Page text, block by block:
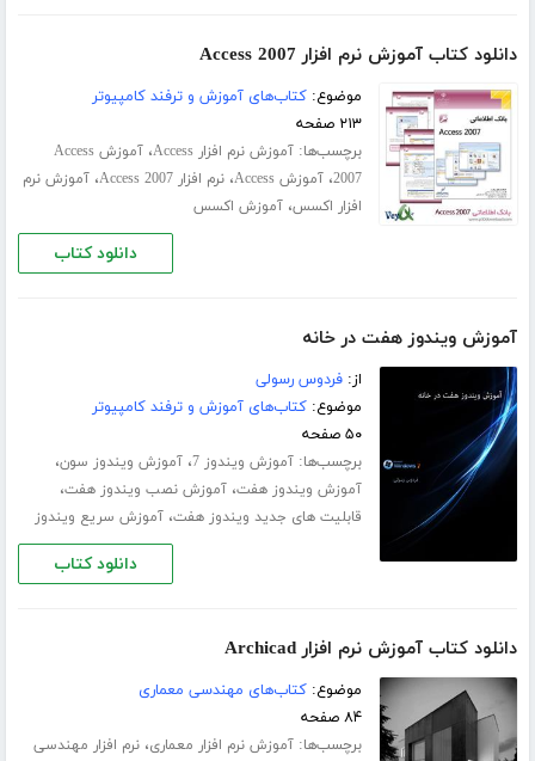
دانلود کتاب آموزش نرم افزار Access 2007
موضوع:کتاب‌های آموزش و ترفند کامپیوتر
۲۱۳ صفحه
برچسب‌ها:آموزش نرم افزار Access ،
آموزش Access
2007،آموزش Access ،نرم افزار Access 2007 ،آموزش نرم
افزار اکسس،آموزش اکسس
دانلود کتاب
آموزش ویندوز هفت در خانه
از:فردوس رسولی
موضوع:کتاب‌های آموزش و ترفند کامپیوتر
۵۰ صفحه
برچسب‌ها:آموزش ویندوز 7 ،آموزش ویندوز سون،
آموزش ویندوز هفت،آموزش نصب ویندوز هفت،
قابلیت های جدید ویندوز هفت،آموزش سریع ویندوز
دانلود کتاب
دانلود کتاب آموزش نرم افزار Archicad
موضوع:کتاب‌های مهندسی معماری
۸۴ صفحه
برچسب‌ها:آموزش نرم افزار معماری،نرم افزار مهندسی